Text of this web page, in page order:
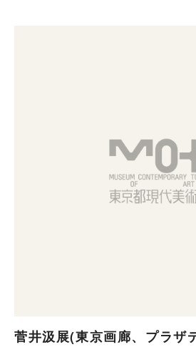
菅井汲展(東京画廊、プラザ